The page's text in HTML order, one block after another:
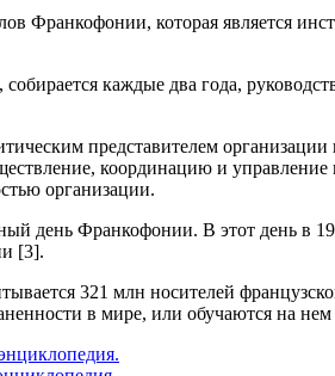
Франкофонии, которая является
каждые два года,
представителем
координацию и
организации.
день Франкофонии. В этот день в
[3].
321 млн носителей
в мире, или обучаются на